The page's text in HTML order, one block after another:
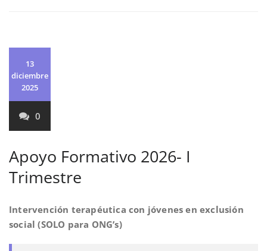
13
diciembre
2025
0
Apoyo Formativo 2026- I
Trimestre
Intervención terapéutica con jóvenes en exclusión
social (SOLO para ONG’s)